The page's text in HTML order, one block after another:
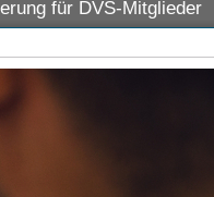
für DVS-Mitglieder